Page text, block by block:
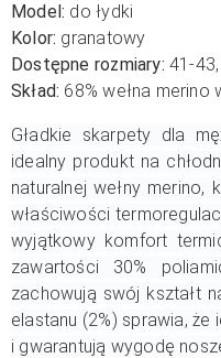
Model: do łydki
Kolor: granatowy
Dostępne rozmiary: 41-
Skład: 68% wełna merino
Gładkie skarpety dla
idealny produkt na
naturalnej wełny
właściwości
wyjątkowy komfort
zawartości 30%
zachowują swój kształt
elastanu (2%) sprawia,
i gwarantują wygodę